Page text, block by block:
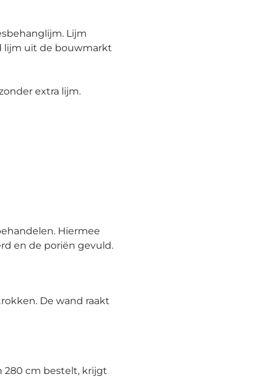
Lijm
lijm uit de bouwmarkt
extra lijm.
Hiermee
en de poriën gevuld.
De wand raakt
280 cm bestelt, krijgt